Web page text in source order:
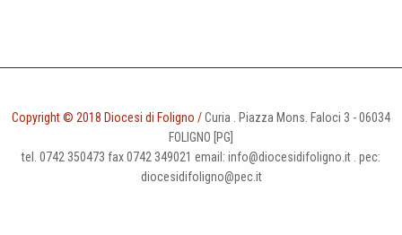
Copyright © 2018 Diocesi di Foligno /Curia . Piazza Mons. Faloci 3 - 06034
FOLIGNO [PG]
tel. 0742 350473 fax 0742 349021 email: info@diocesidifoligno.it . pec:
diocesidifoligno@pec.it